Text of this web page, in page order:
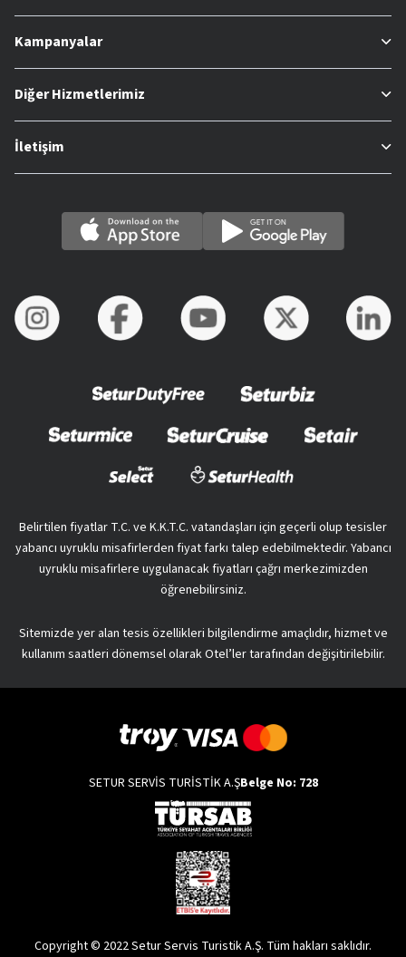
Kampanyalar
Diğer Hizmetlerimiz
İletişim
Belirtilen fiyatlar T.C. ve K.K.T.C. vatandaşları için geçerli olup tesisler
yabancı uyruklu misafirlerden fiyat farkı talep edebilmektedir. Yabancı
uyruklu misafirlere uygulanacak fiyatları çağrı merkezimizden
öğrenebilirsiniz.
Sitemizde yer alan tesis özellikleri bilgilendirme amaçlıdır, hizmet ve
kullanım saatleri dönemsel olarak Otel’ler tarafından değişitirilebilir.
SETUR SERVİS TURİSTİK A.ŞBelge No: 728
Copyright © 2022 Setur Servis Turistik A.Ş. Tüm hakları saklıdır.